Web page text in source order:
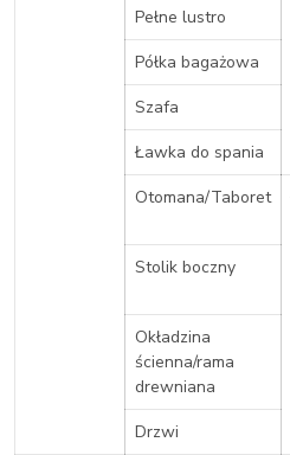
Pełne lustro
Półka bagażowa
Szafa
Ławka do spania
Otomana/Taboret
Stolik boczny
Okładzina
ścienna/rama
drewniana
Drzwi